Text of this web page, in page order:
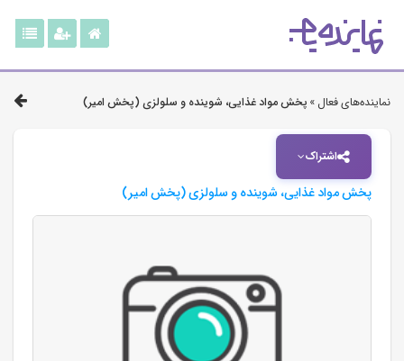
نماینده‌های فعال » پخش مواد غذایی، شوینده و سلولزی (پخش امیر)
اشتراک
پخش مواد غذایی، شوینده و سلولزی (پخش امیر)